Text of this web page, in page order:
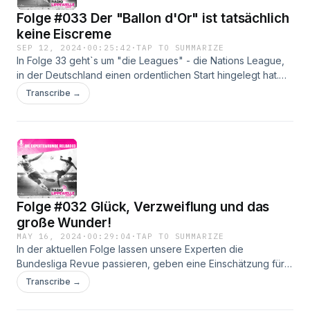
Folge #033 Der "Ballon d'Or" ist tatsächlich
keine Eiscreme
SEP 12, 2024 · 00:25:42 ·TAP TO SUMMARIZE
In Folge 33 geht`s um "die Leagues" - die Nations League,
in der Deutschland einen ordentlichen Start hingelegt hat.
Dann geht`s um das Comeback der Champions League auf
Schalke. Nein, Königsblau spielt da keine sportliche Rolle,
Eiscreme ist?
Transcribe →
Folge #032 Glück, Verzweiflung und das
große Wunder!
MAY 16, 2024 · 00:29:04 ·TAP TO SUMMARIZE
In der aktuellen Folge lassen unsere Experten die
Bundesliga Revue passieren, geben eine Einschätzung für
den Ausgang des CL-Finals zwischen dem BvB und Real
Madrid und wundern sich über die Salami-Taktik des
Transcribe →